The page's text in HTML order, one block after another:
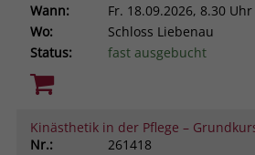
Wann:
Fr. 18.09.2026, 8.30 Uhr
Wo:
Schloss Liebenau
Status:
fast ausgebucht
Kinästhetik in der Pflege –
Nr.:
261418